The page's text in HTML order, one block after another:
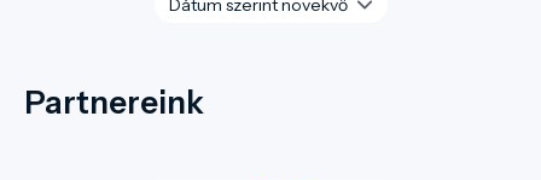
Partnereink